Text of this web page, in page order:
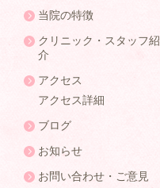
当院の特徴
クリニック・スタッフ紹
介
アクセス
アクセス詳細
ブログ
お知らせ
お問い合わせ・ご意見